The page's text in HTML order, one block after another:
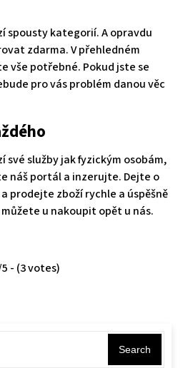
spousty kategorií. A opravdu
zdarma. V přehledném
vše potřebné. Pokud jste se
pro vás problém danou věc
své služby jak fyzickým osobám,
náš portál a inzerujte. Dejte o
prodejte zboží rychle a úspěšně
u nakoupit opět u nás.
- (3 votes)
Search